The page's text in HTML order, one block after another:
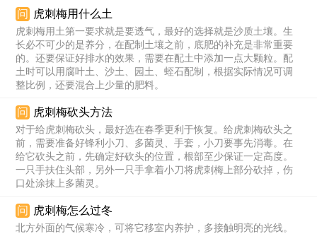
问 虎刺梅用什么土
虎刺梅用土第一要求就是要透气，最好的选择就是沙质土壤。生
长必不可少的是养分，在配制土壤之前，底肥的补充是非常重要
的。还要保证好排水的效果，需要在配土中添加一点大颗粒。配
土时可以用腐叶土、沙土、园土、蛭石配制，根据实际情况可调
整比例，还要混合上少量的肥料。
问 虎刺梅砍头方法
对于给虎刺梅砍头，最好选在春季更利于恢复。给虎刺梅砍头之
前，需要准备好锋利小刀、多菌灵、手套，小刀要事先消毒。在
给它砍头之前，先确定好砍头的位置，根部至少保证一定高度。
一只手扶住头部，另外一只手拿着小刀将虎刺梅上部分砍掉，伤
口处涂抹上多菌灵。
问 虎刺梅怎么过冬
北方外面的气候寒冷，可将它移室内养护，多接触明亮的光线。